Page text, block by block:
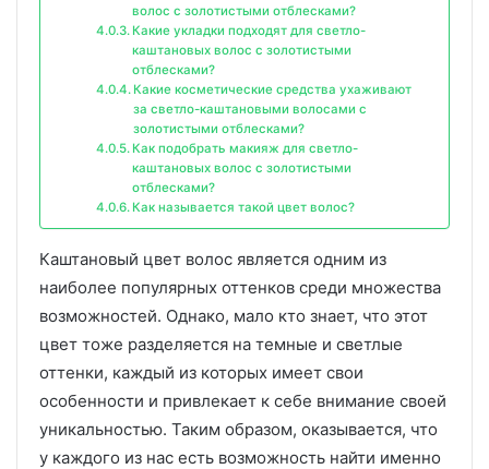
волос с золотистыми отблесками?
Какие укладки подходят для светло-
каштановых волос с золотистыми
отблесками?
Какие косметические средства ухаживают
за светло-каштановыми волосами с
золотистыми отблесками?
Как подобрать макияж для светло-
каштановых волос с золотистыми
отблесками?
Как называется такой цвет волос?
Каштановый цвет волос является одним из
наиболее популярных оттенков среди множества
возможностей. Однако, мало кто знает, что этот
цвет тоже разделяется на темные и светлые
оттенки, каждый из которых имеет свои
особенности и привлекает к себе внимание своей
уникальностью. Таким образом, оказывается, что
у каждого из нас есть возможность найти именно